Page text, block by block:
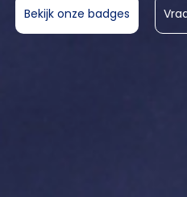
Bekijk onze badges